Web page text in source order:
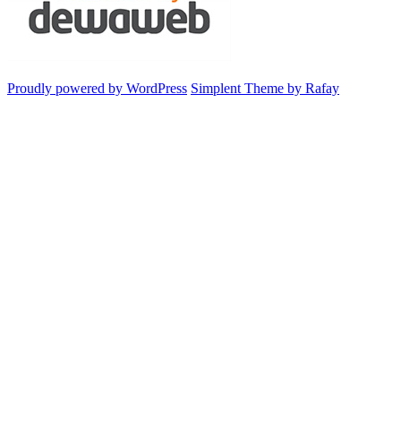
Proudly powered by WordPress Simplent Theme by Rafay